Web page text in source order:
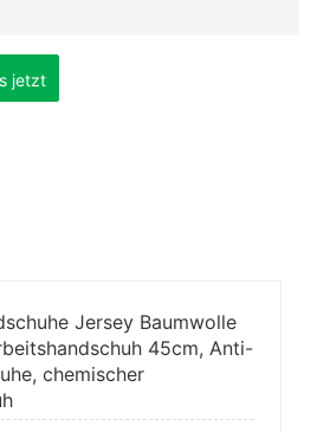
jetzt
Jersey Baumwolle
45cm, Anti-
chemischer